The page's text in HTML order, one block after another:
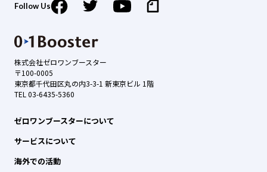
株式会社ゼロワンブースター
〒100-0005
東京都千代田区丸の内3-3-1 新東京ビル 1階
TEL 03-6435-5360
ゼロワンブースターについて
サービスについて
海外での活動
Follow Us